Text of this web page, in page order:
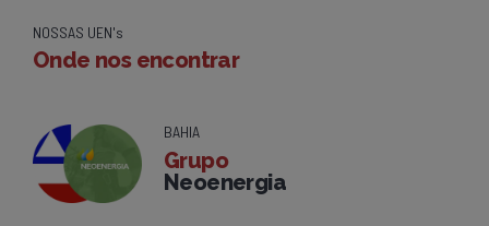
NOSSAS UEN's
Onde nos encontrar
BAHIA
Grupo
Neoenergia